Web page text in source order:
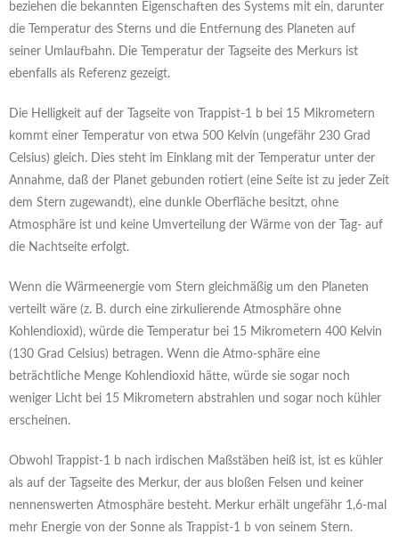
beziehen die bekannten Eigenschaften des Systems mit ein, darunter
die Temperatur des Sterns und die Entfernung des Planeten auf
seiner Umlaufbahn. Die Temperatur der Tagseite des Merkurs ist
ebenfalls als Referenz gezeigt.
Die Helligkeit auf der Tagseite von Trappist-1 b bei 15 Mikrometern
kommt einer Temperatur von etwa 500 Kelvin (ungefähr 230 Grad
Celsius) gleich. Dies steht im Einklang mit der Temperatur unter der
Annahme, daß der Planet gebunden rotiert (eine Seite ist zu jeder Zeit
dem Stern zugewandt), eine dunkle Oberfläche besitzt, ohne
Atmosphäre ist und keine Umverteilung der Wärme von der Tag- auf
die Nachtseite erfolgt.
Wenn die Wärmeenergie vom Stern gleichmäßig um den Planeten
verteilt wäre (z. B. durch eine zirkulierende Atmosphäre ohne
Kohlendioxid), würde die Temperatur bei 15 Mikrometern 400 Kelvin
(130 Grad Celsius) betragen. Wenn die Atmo-sphäre eine
beträchtliche Menge Kohlendioxid hätte, würde sie sogar noch
weniger Licht bei 15 Mikrometern abstrahlen und sogar noch kühler
erscheinen.
Obwohl Trappist-1 b nach irdischen Maßstäben heiß ist, ist es kühler
als auf der Tagseite des Merkur, der aus bloßen Felsen und keiner
nennenswerten Atmosphäre besteht. Merkur erhält ungefähr 1,6-mal
mehr Energie von der Sonne als Trappist-1 b von seinem Stern.